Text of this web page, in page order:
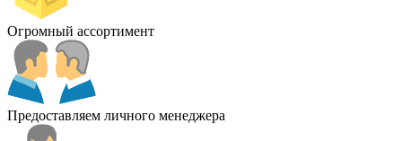
Огромный ассортимент
Предоставляем личного менеджера